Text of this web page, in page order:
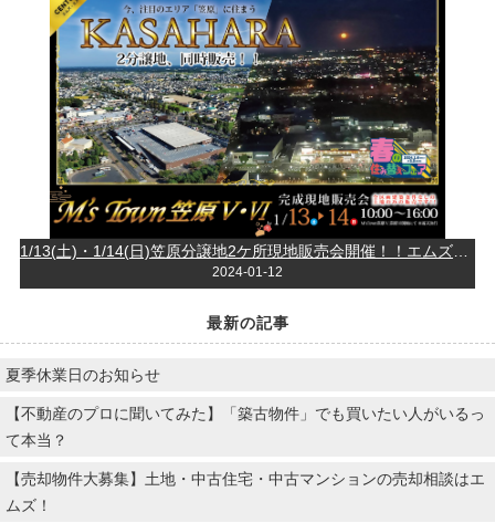
1/13(土)・1/14(日)笠原分譲地2ケ所現地販売会開催！！エムズタウン笠原Ⅴ・笠原Ⅵ人気の笠原エリアに建築条件なし開発分譲地新登場♪
2024-01-12
最新の記事
夏季休業日のお知らせ
【不動産のプロに聞いてみた】「築古物件」でも買いたい人がいるっ
て本当？
【売却物件大募集】土地・中古住宅・中古マンションの売却相談はエ
ムズ！